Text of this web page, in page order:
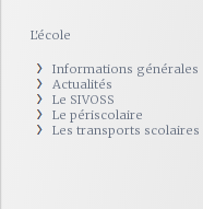
L'école
Informations générales
Actualités
Le SIVOSS
Le périscolaire
Les transports scolaires